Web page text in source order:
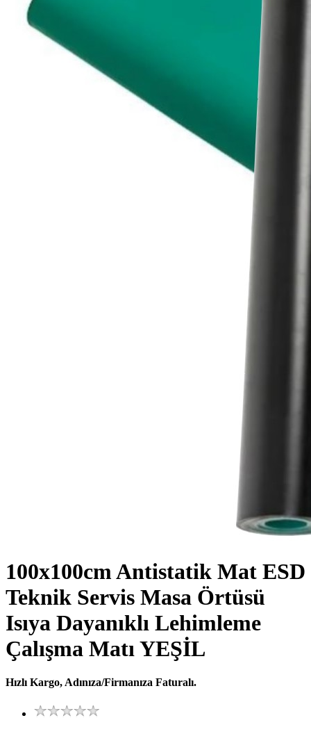
100x100cm Antistatik Mat ESD
Teknik Servis Masa Örtüsü
Isıya Dayanıklı Lehimleme
Çalışma Matı YEŞİL
Hızlı Kargo, Adınıza/Firmanıza Faturalı.